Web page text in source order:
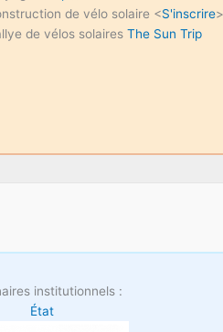
de vélo solaire <S'inscrire>
de vélos solaires The Sun Trip
institutionnels :
État